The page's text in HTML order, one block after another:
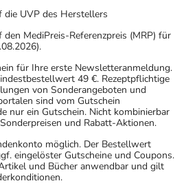
die UVP des Herstellers
MediPreis-Referenzpreis (MRP) für
für Ihre erste Newsletteranmeldung.
49 €. Rezeptpflichtige
von Sonderangeboten und
sind vom Gutschein
nur ein Gutschein. Nicht kombinierbar
und Rabatt-Aktionen.
möglich. Der Bestellwert
eingelöster Gutscheine und Coupons.
und Bücher anwendbar und gilt